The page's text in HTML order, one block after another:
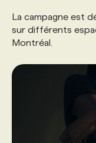
La campagne est
sur différents
Montréal.